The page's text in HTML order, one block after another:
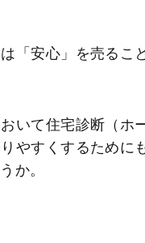
「安心」を売る
いて住宅診断（
やすくするため
か。